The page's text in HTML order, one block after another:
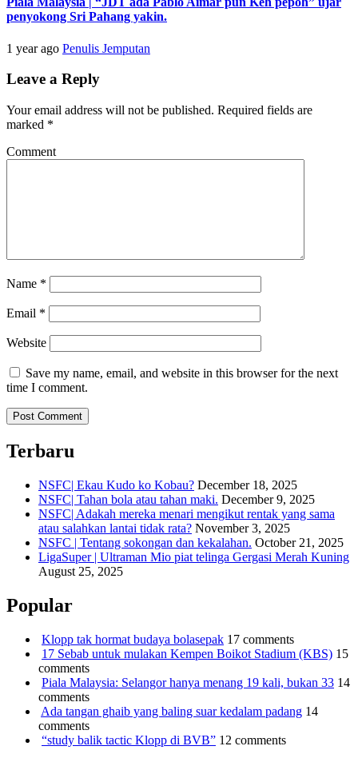
penyokong Sri Pahang yakin.
1 year ago Penulis Jemputan
Leave a Reply
Your email address will not be published. Required fields are
marked *
Comment
Name *
Email *
Website
Save my name, email, and website in this browser for the next
time I comment.
Terbaru
NSFC| Ekau Kudo ko Kobau? December 18, 2025
NSFC| Tahan bola atau tahan maki. December 9, 2025
NSFC| Adakah mereka menari mengikut rentak yang sama
atau salahkan lantai tidak rata? November 3, 2025
NSFC | Tentang sokongan dan kekalahan. October 21, 2025
LigaSuper | Ultraman Mio piat telinga Gergasi Merah Kuning
August 25, 2025
Popular
Klopp tak hormat budaya bolasepak 17 comments
17 Sebab untuk mulakan Kempen Boikot Stadium (KBS) 15
comments
Piala Malaysia: Selangor hanya menang 19 kali, bukan 33 14
comments
Ada tangan ghaib yang baling suar kedalam padang 14
comments
“study balik tactic Klopp di BVB” 12 comments